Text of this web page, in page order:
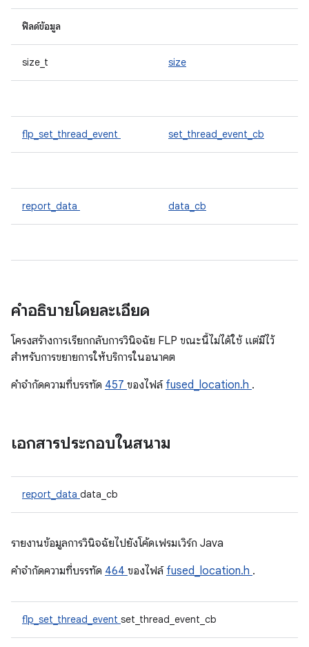
ฟิลด์ข้อมูล
size_t size
flp_set_thread_event set_thread_event_cb
report_data data_cb
คำอธิบายโดยละเอียด
โครงสร้างการเรียกกลับการวินิจฉัย FLP ขณะนี้ไม่ได้ใช้ แต่มีไว้
สำหรับการขยายการให้บริการในอนาคต
คําจํากัดความที่บรรทัด 457 ของไฟล์ fused_location.h .
เอกสารประกอบในสนาม
report_data data_cb
รายงานข้อมูลการวินิจฉัยไปยังโค้ดเฟรมเวิร์ก Java
คําจํากัดความที่บรรทัด 464 ของไฟล์ fused_location.h .
flp_set_thread_event set_thread_event_cb